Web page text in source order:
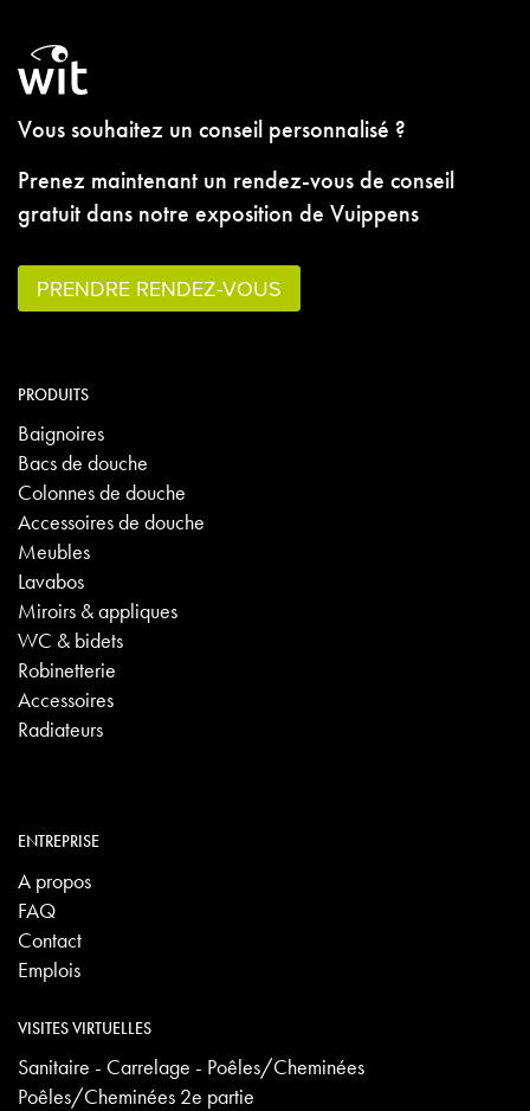
Vous souhaitez un conseil personnalisé ?
Prenez maintenant un rendez-vous de conseil
gratuit dans notre exposition de Vuippens
PRENDRE RENDEZ-VOUS
PRODUITS
Baignoires
Bacs de douche
Colonnes de douche
Accessoires de douche
Meubles
Lavabos
Miroirs & appliques
WC & bidets
Robinetterie
Accessoires
Radiateurs
ENTREPRISE
A propos
FAQ
Contact
Emplois
VISITES VIRTUELLES
Sanitaire - Carrelage - Poêles/Cheminées
Poêles/Cheminées 2e partie